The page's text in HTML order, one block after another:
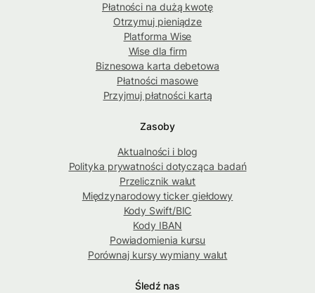
Płatności na dużą kwotę
Otrzymuj pieniądze
Platforma Wise
Wise dla firm
Biznesowa karta debetowa
Płatności masowe
Przyjmuj płatności kartą
Zasoby
Aktualności i blog
Polityka prywatności dotycząca badań
Przelicznik walut
Międzynarodowy ticker giełdowy
Kody Swift/BIC
Kody IBAN
Powiadomienia kursu
Porównaj kursy wymiany walut
Śledź nas